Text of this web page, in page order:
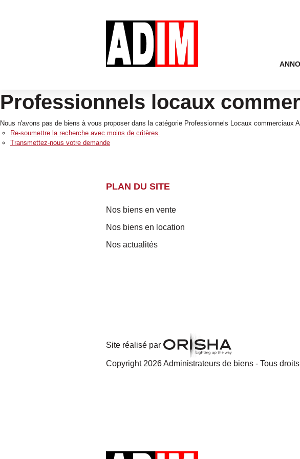
Professionnels locaux
Nous n'avons pas de biens à vous proposer dans la catégorie Professionnels Locaux commerciaux
Re-soumettre la recherche avec moins de critères.
Transmettez-nous votre demande
PLAN DU SITE
Nos biens en vente
Nos biens en location
Nos actualités
Site réalisé par
Copyright 2026 Administrateurs de biens - Tous